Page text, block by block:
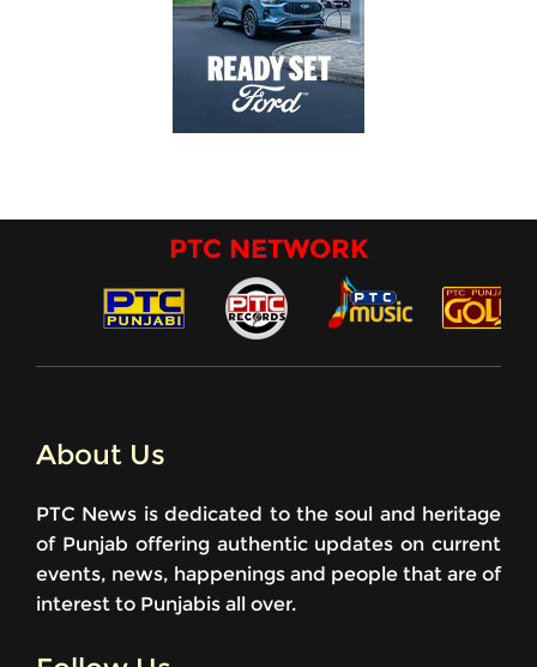
PTC NETWORK
About Us
PTC News is dedicated to the soul and heritage
of Punjab offering authentic updates on current
events, news, happenings and people that are of
interest to Punjabis all over.